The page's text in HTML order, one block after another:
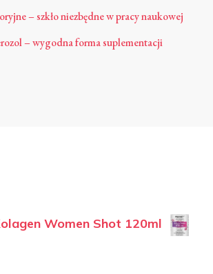
– szkło niezbędne w pracy naukowej
– wygodna forma suplementacji
Women Shot 120ml